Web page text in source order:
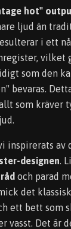
hot"
ljud än
i ett
vilket
som den
bevaras.
som kräver
inspirerats av
designen.
och parad
det
ett bett som
vasst. Det är